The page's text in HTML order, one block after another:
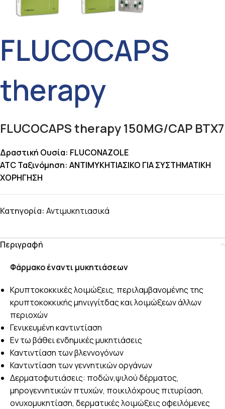
FLUCOCAPS
therapy
FLUCOCAPS therapy 150MG/CAP BTX7
Δραστική Ουσία: FLUCONAZOLE
ATC Ταξινόμηση: ΑΝΤΙΜΥΚΗΤΙΑΣΙΚΟ ΓΙΑ ΣΥΣΤΗΜΑΤΙΚΗ
ΧΟΡΗΓΗΣΗ
Κατηγορία: Αντιμυκητιασικά
Περιγραφή
Φάρμακο έναντι μυκητιάσεων
Κρυπτοκοκκικές λοιμώξεις, περιλαμβανομένης της
κρυπτοκοκκικής μηνιγγίτδας και λοιμώξεων άλλων
περιοχών
Γενικευμένη καντιντίαση
Εν τω βάθει ενδημικές μυκητιάσεις
Καντιντίαση των βλεννογόνων
Καντιντίαση των γεννητικών οργάνων
Δερματοφυτιάσεις: ποδών,ψιλού δέρματος,
μηρογεννητικών πτυχών, ποικιλόχρους πιτυρίαση,
ονυχομυκητίαση, δερματικές λοιμώξεις οφειλόμενες